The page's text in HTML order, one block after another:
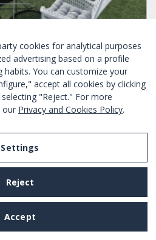
BARCELONA
Ja
Ja
Ref. BHB-1939 Dagens hyra
/ natt BOKA NU
25 sökresultat
cookies for analytical purposes
advertising based on a profile
You can customize your
accept all cookies by clicking
"Reject." For more
our Privacy and Cookies Policy.
Settings
Reject
Accept